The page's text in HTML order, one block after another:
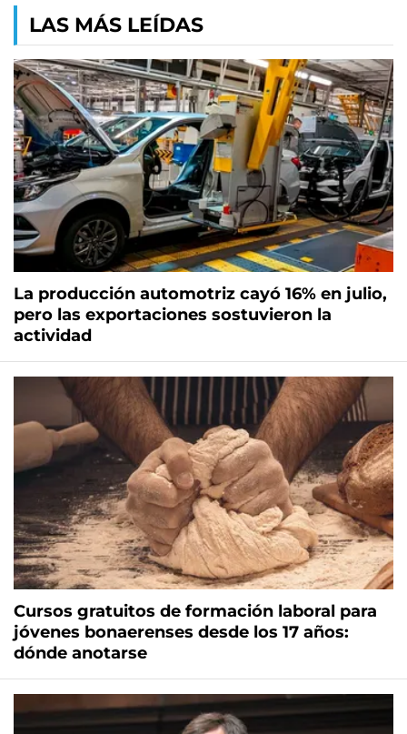
LAS MÁS LEÍDAS
La producción automotriz cayó 16% en julio,
pero las exportaciones sostuvieron la
actividad
Cursos gratuitos de formación laboral para
jóvenes bonaerenses desde los 17 años:
dónde anotarse